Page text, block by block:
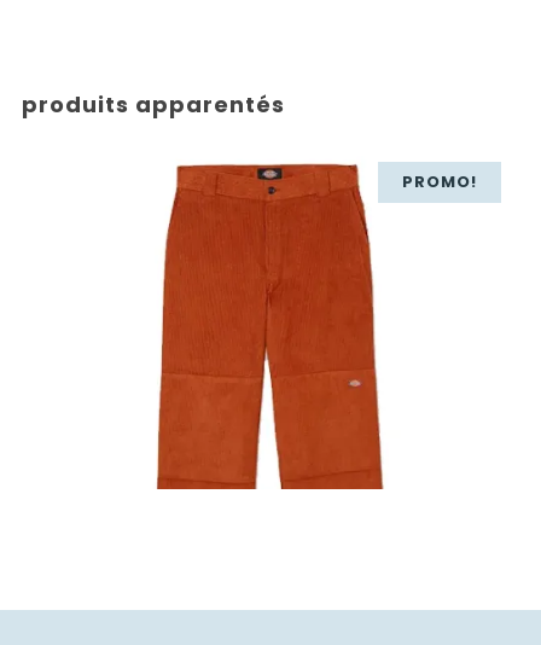
produits apparentés
PROMO!